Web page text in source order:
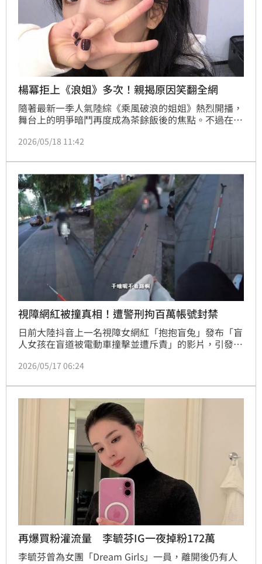
楊冪拒上《浪姐》多次！親揭原因笑翻全網
隨著最新一季人氣陸綜《乘風破浪的姐姐》熱烈開播，
舞台上的明爭暗鬥再度成為茶餘飯後的焦點。不過在舞
潮。其中，當紅頂流女星楊冪過往的一段節目發言就再
數女星翻紅的黃金機會，楊冪自曝多次拒絕《浪姐》邀
約，而她當時給出的超幽默回應，更是讓所有人笑翻。
（記者唐家興）
2026/05/18 11:42
視障網紅被撞真相！遭警刑拘百萬帳號封禁
日前大陸抖音上一名視障女網紅「抱抱盲兔」發布「盲
人女孩在盲道被電動車撞擊並遭斥責」的影片，引發大
警方今（16）日證實，該影片全為自導自演，涉案的
眾，目前已被刑事拘留；另外，江女的百萬帳號已遭官
方清空，並禁止網友關注。
2026/05/17 06:24
再爆買粉灌流量 李毓芬IG一夜掉粉172萬
李毓芬曾為女團「Dream Girls」一員，離開後仍有人